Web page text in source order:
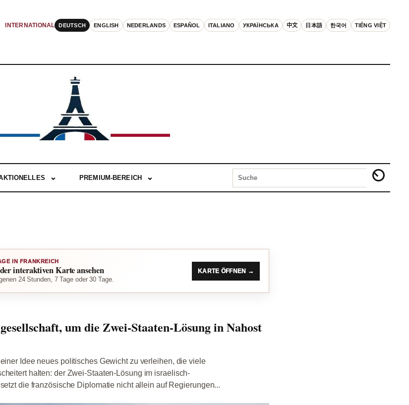
INTERNATIONAL DEUTSCH ENGLISH NEDERLANDS ESPAÑOL ITALIANO УКРАЇНСЬКА 中文 日本語 한국어 TIẾNG VIỆT
PREMIUM-BEREICH
IN FRANKREICH
interaktiven Karte ansehen
24 Stunden, 7 Tage oder 30 Tage.
KARTE ÖFFNEN →
um die Zwei-Staaten-Lösung in Nahost
Idee neues politisches Gewicht zu verleihen, die viele
halten: der Zwei-Staaten-Lösung im israelisch-
die französische Diplomatie nicht allein auf Regierungen...